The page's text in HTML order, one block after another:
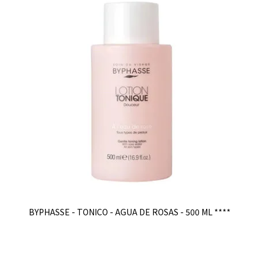
BYPHASSE - TONICO - AGUA DE ROSAS - 500 ML ****